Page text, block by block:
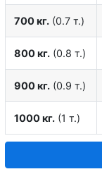
700 кг. (0.7 т.)
800 кг. (0.8 т.)
900 кг. (0.9 т.)
1000 кг. (1 т.)